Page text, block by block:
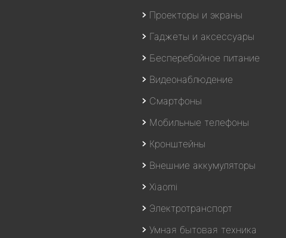
Проекторы и экраны
Гаджеты и аксессуары
Бесперебойное питание
Видеонаблюдение
Смартфоны
Мобильные телефоны
Кронштейны
Внешние аккумуляторы
Xiaomi
Электротранспорт
Умная бытовая техника